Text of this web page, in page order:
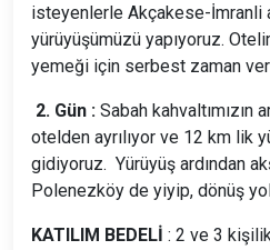
isteyenlerle Akçakese-İmranli
yürüyüşümüzü yapıyoruz.
yemeği için serbest zaman
2. Gün : Sabah kahvaltımızın
otelden ayrılıyor ve 12 km lik
gidiyoruz. Yürüyüş ardından
Polenezköy de yiyip, dönüş
KATILIM BEDELİ : 2 ve 3